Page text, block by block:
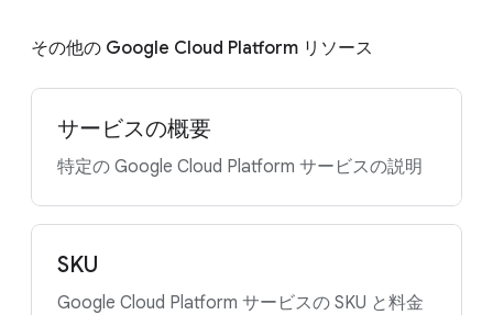
その他の Google Cloud Platform リソース
サービスの概要
特定の Google Cloud Platform サービスの説明
SKU
Google Cloud Platform サービスの SKU と料金